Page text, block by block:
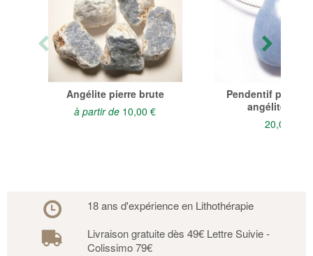
Angélite pierre brute
à partir de 10,00 €
Pendentif pierre
angélite
20,00 €
18 ans d'expérience en Lithothérapie
Livraison gratuite dès 49€ Lettre Suivie -
Colissimo 79€